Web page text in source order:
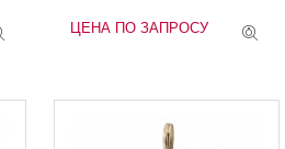
ЦЕНА ПО ЗАПРОСУ